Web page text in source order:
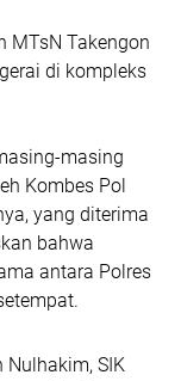
MTsN Takengon
di kompleks
masing
Kombes Pol
yang diterima
bahwa
antara Polres
Nulhakim, SIK